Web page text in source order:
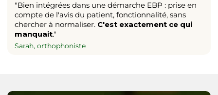
"Bien intégrées dans une démarche EBP : prise en
compte de l'avis du patient, fonctionnalité, sans
chercher à normaliser. C'est exactement ce qui
manquait."
Sarah, orthophoniste